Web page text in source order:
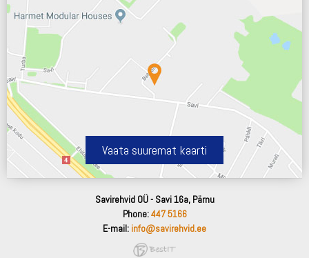
Vaata suuremat kaarti
Savirehvid OÜ - Savi 16a, Pärnu
Phone:447 5166
E-mail: info@savirehvid.ee